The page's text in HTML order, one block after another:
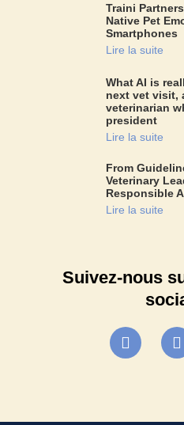
Traini
Native Pet
Smartphones
Lire la suite
What AI is
next vet visit,
veterinarian
president
Lire la suite
From
Veterinary
Responsible
Lire la suite
Suivez-nous